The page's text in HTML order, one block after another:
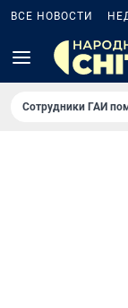
ВСЕ НОВОСТИ
Сотрудники ГАИ